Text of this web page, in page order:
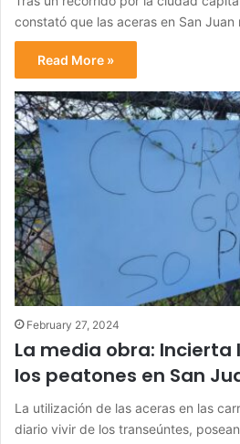
constató que las aceras en San Juan
Read More »
February 27, 2024
La media obra:
los peatones en San
La utilización de las aceras en las
diario vivir de los transeúntes,